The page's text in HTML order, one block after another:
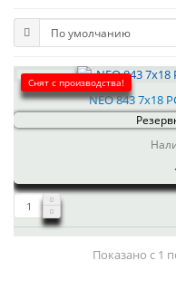
Снят с производства!
NEO 843 7x18
Показано с 1